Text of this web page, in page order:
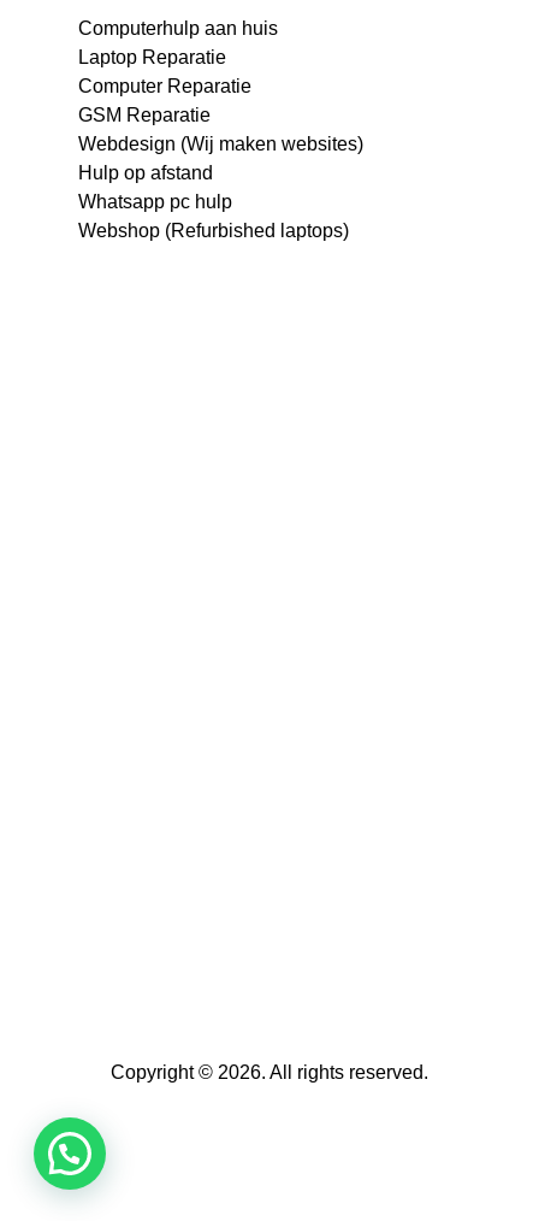
Computerhulp aan huis
Laptop Reparatie
Computer Reparatie
GSM Reparatie
Webdesign (Wij maken websites)
Hulp op afstand
Whatsapp pc hulp
Webshop (Refurbished laptops)
Copyright © 2026. All rights reserved.